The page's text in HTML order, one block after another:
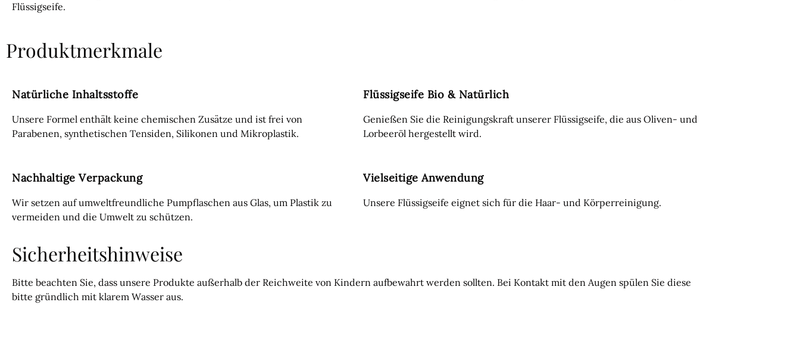
Flüssigseife.
Produktmerkmale
Natürliche Inhaltsstoffe
Unsere Formel enthält keine chemischen Zusätze und ist frei von
Parabenen, synthetischen Tensiden, Silikonen und Mikroplastik.
Flüssigseife Bio & Natürlich
Genießen Sie die Reinigungskraft unserer Flüssigseife, die aus Oliven- und
Lorbeeröl hergestellt wird.
Nachhaltige Verpackung
Wir setzen auf umweltfreundliche Pumpflaschen aus Glas, um Plastik zu
vermeiden und die Umwelt zu schützen.
Vielseitige Anwendung
Unsere Flüssigseife eignet sich für die Haar- und Körperreinigung.
Sicherheitshinweise
Bitte beachten Sie, dass unsere Produkte außerhalb der Reichweite von Kindern aufbewahrt werden sollten. Bei Kontakt mit den Augen spülen Sie diese
bitte gründlich mit klarem Wasser aus.